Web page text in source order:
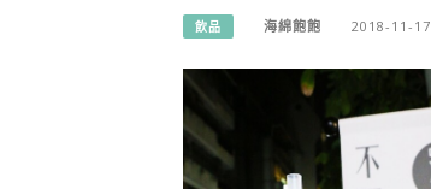
飲品 海綿飽飽 2018-11-17